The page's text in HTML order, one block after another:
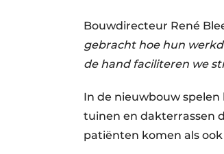
Bouwdirecteur René
gebracht hoe hun
de hand faciliteren we
In de nieuwbouw
tuinen en dakterrassen
patiënten komen als